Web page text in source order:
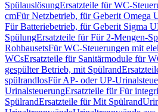
SpülauslösungErsatzteile für WC-
cmFür Netzbetrieb, für Geberit Omega
Für Batteriebetrieb, für Geberit Sigma
SpülungErsatzteile für Für 2-Mengen-
RohbausetsFür WC-Steuerungen mit
WCsErsatzteile für Sanitärmodule für
gespülter Betrieb, mit Spülrand
spülrandlosFür AP- oder UP-
UrinalsteuerungErsatzteile für Für
SpülrandErsatzteile für Mit Spülrand